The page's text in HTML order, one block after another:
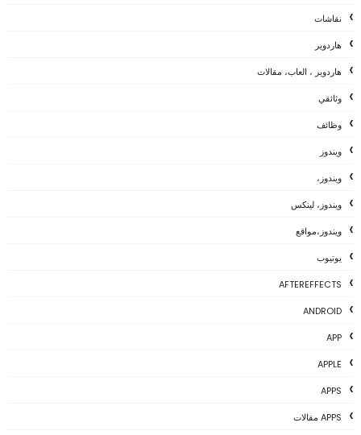
نقاشات
هاردوير
هاردوير ، العاب، مقالات
وثائقي
وظائف
ويندوز
ويندوز،
ويندوز، لينكس
ويندوز،مواقع
يوتيوب
AFTEREFFECTS
ANDROID
APP
APPLE
APPS
APPS مقالات